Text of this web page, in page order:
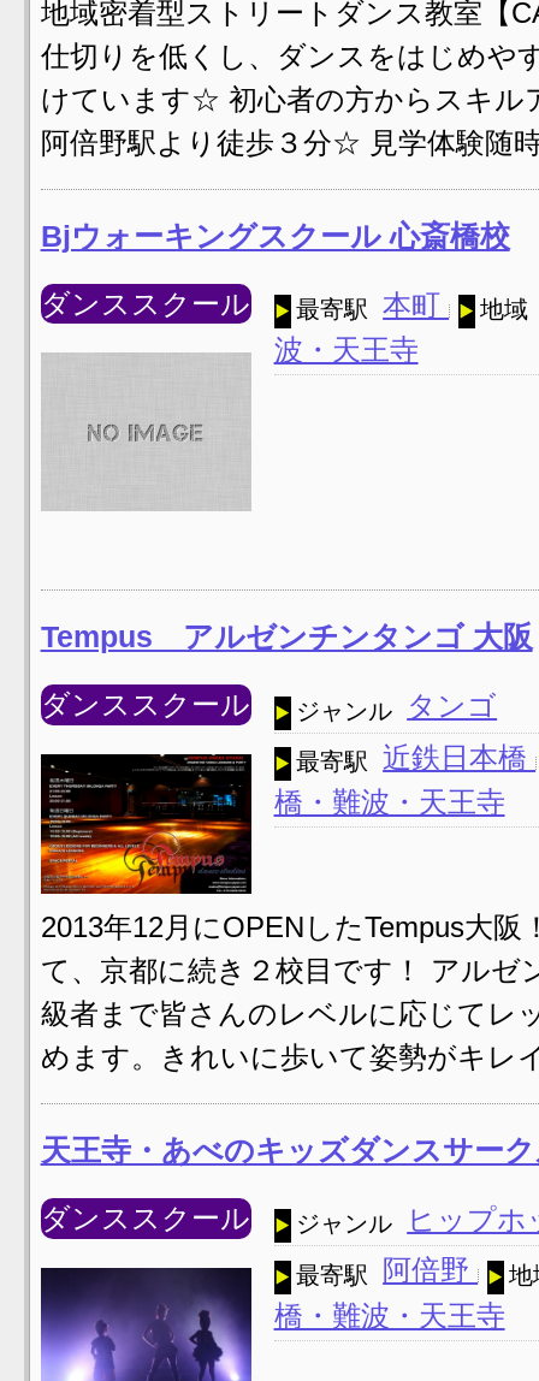
地域密着型ストリートダンス教室【
仕切りを低くし、ダンスをはじめや
けています☆ 初心者の方からスキル
阿倍野駅より徒歩３分☆ 見学体験随
Bjウォーキングスクール 心斎橋校
ダンススクール 最寄駅 本町 地域
波・天王寺
Tempus アルゼンチンタンゴ 大阪
ダンススクール ジャンル タンゴ
最寄駅
近鉄日本橋
橋・難波・天王寺
2013年12月にOPENしたTempus大
て、京都に続き２校目です！ アル
級者まで皆さんのレベルに応じてレ
めます。きれいに歩いて姿勢がキ
天王寺・あべのキッズダンスサー
ダンススクール ジャンル ヒップ
最寄駅 阿倍野 地
橋・難波・天王寺